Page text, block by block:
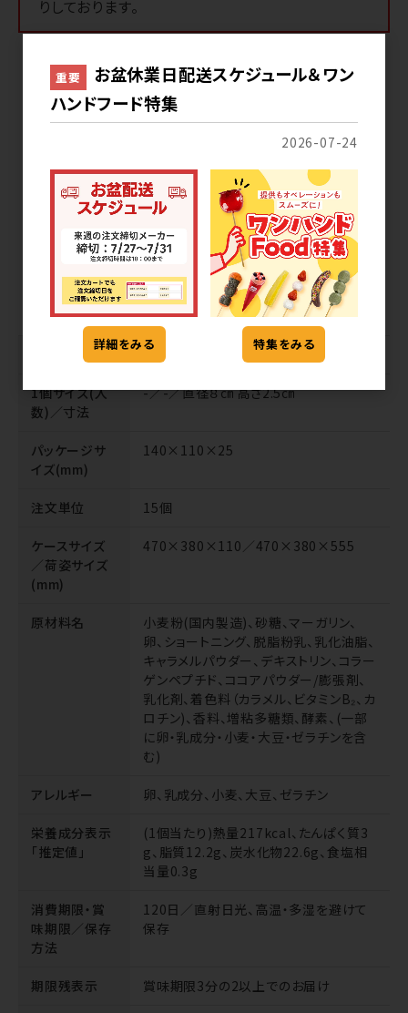
りしております。
混載できる
同じメーカー の商品をみる
同じカテゴリ の商品をみる
商品管理番号 KMC-DON-00006
1個サイズ(入
数)／寸法
-／-／直径８㎝ 高さ2.5㎝
パッケージサ
イズ(mm)
140×110×25
注文単位 15個
ケースサイズ
／荷姿サイズ
(mm)
470×380×110／470×380×555
原材料名
小麦粉(国内製造)、砂糖、マーガリン、
卵、ショートニング、脱脂粉乳、乳化油脂、
キャラメルパウダー、デキストリン、コラー
ゲンペプチド、ココアパウダー/膨張剤、
乳化剤、着色料（カラメル、ビタミンB₂、カ
ロチン)、香料、増粘多糖類、酵素、(一部
に卵・乳成分・小麦・大豆・ゼラチンを含
む)
アレルギー 卵、乳成分、小麦、大豆、ゼラチン
栄養成分表示
「推定値」
(1個当たり)熱量217kcal、たんぱく質3
g、脂質12.2g、炭水化物22.6g、食塩相
当量0.3g
消費期限・賞
味期限／保存
方法
120日／直射日光、高温・多湿を避けて
保存
期限残表示 賞味期限3分の2以上でのお届け
重要
お盆休業日配送スケジュール＆ワン
ハンドフード特集
2026-07-24
詳細をみる 特集をみる